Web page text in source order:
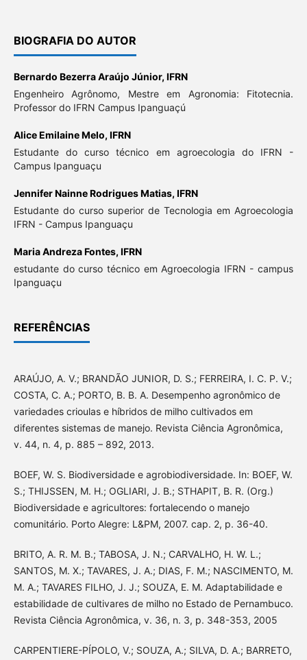
BIOGRAFIA DO AUTOR
Bernardo Bezerra Araújo Júnior, IFRN
Engenheiro Agrônomo, Mestre em Agronomia: Fitotecnia.
Professor do IFRN Campus Ipanguaçú
Alice Emilaine Melo, IFRN
Estudante do curso técnico em agroecologia do IFRN -
Campus Ipanguaçu
Jennifer Nainne Rodrigues Matias, IFRN
Estudante do curso superior de Tecnologia em Agroecologia
IFRN - Campus Ipanguaçu
Maria Andreza Fontes, IFRN
estudante do curso técnico em Agroecologia IFRN - campus
Ipanguaçu
REFERÊNCIAS
ARAÚJO, A. V.; BRANDÃO JUNIOR, D. S.; FERREIRA, I. C. P. V.;
COSTA, C. A.; PORTO, B. B. A. Desempenho agronômico de
variedades crioulas e híbridos de milho cultivados em
diferentes sistemas de manejo. Revista Ciência Agronômica,
v. 44, n. 4, p. 885 – 892, 2013.
BOEF, W. S. Biodiversidade e agrobiodiversidade. In: BOEF, W.
S.; THIJSSEN, M. H.; OGLIARI, J. B.; STHAPIT, B. R. (Org.)
Biodiversidade e agricultores: fortalecendo o manejo
comunitário. Porto Alegre: L&PM, 2007. cap. 2, p. 36-40.
BRITO, A. R. M. B.; TABOSA, J. N.; CARVALHO, H. W. L.;
SANTOS, M. X.; TAVARES, J. A.; DIAS, F. M.; NASCIMENTO, M.
M. A.; TAVARES FILHO, J. J.; SOUZA, E. M. Adaptabilidade e
estabilidade de cultivares de milho no Estado de Pernambuco.
Revista Ciência Agronômica, v. 36, n. 3, p. 348-353, 2005
CARPENTIERE-PÍPOLO, V.; SOUZA, A.; SILVA, D. A.; BARRETO,